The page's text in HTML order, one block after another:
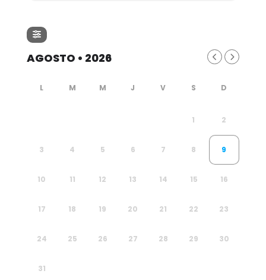
AGOSTO • 2026
1 2
3 4 5 6 7 8 9
10 11 12 13 14 15 16
17 18 19 20 21 22 23
24 25 26 27 28 29 30
31